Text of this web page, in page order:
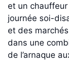
et un
journée soi-
et des
dans une
de l’arnaque